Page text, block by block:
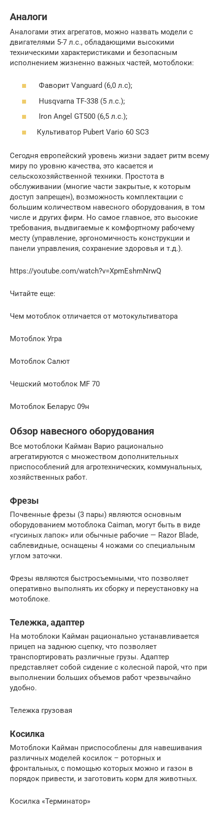
Аналоги
Аналогами этих агрегатов, можно назвать модели с
двигателями 5-7 л.с., обладающими высокими
техническими характеристиками и безопасным
исполнением жизненно важных частей, мотоблоки:
Фаворит Vanguard (6,0 л.с);
Husqvarna TF-338 (5 л.с.);
Iron Angel GT500 (6,5 л.с.);
Культиватор Pubert Vario 60 SC3
Сегодня европейский уровень жизни задает ритм всему
миру по уровню качества, это касается и
сельскохозяйственной техники. Простота в
обслуживании (многие части закрытые, к которым
доступ запрещен), возможность комплектации с
большим количеством навесного оборудования, в том
числе и других фирм. Но самое главное, это высокие
требования, выдвигаемые к комфортному рабочему
месту (управление, эргономичность конструкции и
панели управления, сохранение здоровья и т.д.).
https://youtube.com/watch?v=XpmEshmNrwQ
Читайте еще:
Чем мотоблок отличается от мотокультиватора
Мотоблок Угра
Мотоблок Салют
Чешский мотоблок MF 70
Мотоблок Беларус 09н
Обзор навесного оборудования
Все мотоблоки Кайман Варио рационально
агрегатируются с множеством дополнительных
приспособлений для агротехнических, коммунальных,
хозяйственных работ.
Фрезы
Почвенные фрезы (3 пары) являются основным
оборудованием мотоблока Caiman, могут быть в виде
«гусиных лапок» или обычные рабочие — Razor Blade,
саблевидные, оснащены 4 ножами со специальным
углом заточки.
Фрезы являются быстросъемными, что позволяет
оперативно выполнять их сборку и переустановку на
мотоблоке.
Тележка, адаптер
На мотоблоки Кайман рационально устанавливается
прицеп на заднюю сцепку, что позволяет
транспортировать различные грузы. Адаптер
представляет собой сидение с колесной парой, что при
выполнении больших объемов работ чрезвычайно
удобно.
Тележка грузовая
Косилка
Мотоблоки Кайман приспособлены для навешивания
различных моделей косилок – роторных и
фронтальных, с помощью которых можно и газон в
порядок привести, и заготовить корм для животных.
Косилка «Терминатор»